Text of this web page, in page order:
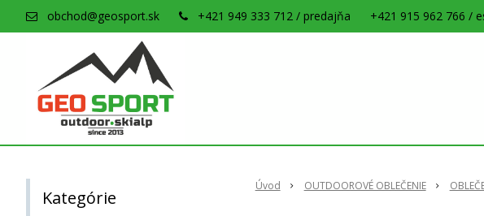
obchod@geosport.sk +421 949 333 712 / predajňa +421 915 962 766 /
Úvod OUTDOOROVÉ OBLEČENIE
Kategórie